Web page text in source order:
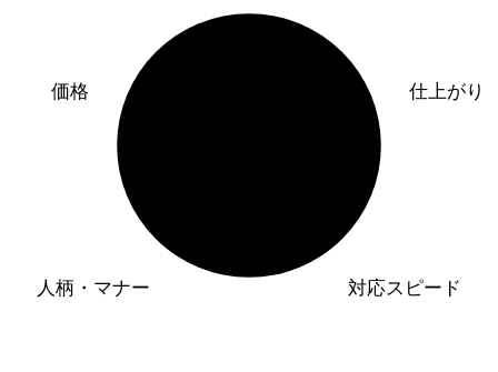
仕上がり
対応スピード
人柄・マナー
価格